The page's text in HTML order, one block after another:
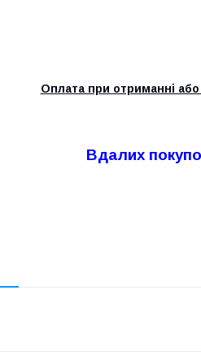
Оплата при отриманні або
Вдалих